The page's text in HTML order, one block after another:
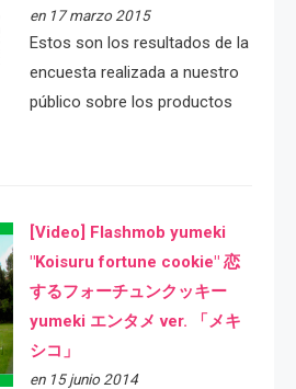
en 17 marzo 2015
Estos son los resultados de la
encuesta realizada a nuestro
público sobre los productos
[Video] Flashmob yumeki
"Koisuru fortune cookie" 恋
するフォーチュンクッキー
yumeki エンタメ ver. 「メキ
シコ」
en 15 junio 2014